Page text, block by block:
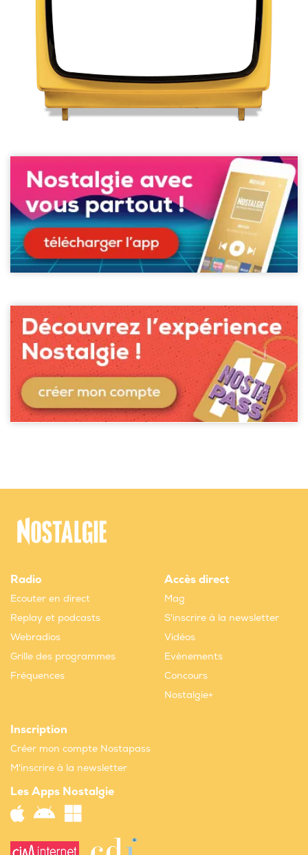
Radio
Ecouter en direct
Replay et podcasts
Webradios
Grille des programmes
Fréquences
Accès direct
Mag
S'inscrire à la newsletter
Vidéos
Evènements
Concours
Nostalgie+
Inscription
Créer mon compte Nostapass
M'inscrire à la newsletter
Les Apps Nostalgie